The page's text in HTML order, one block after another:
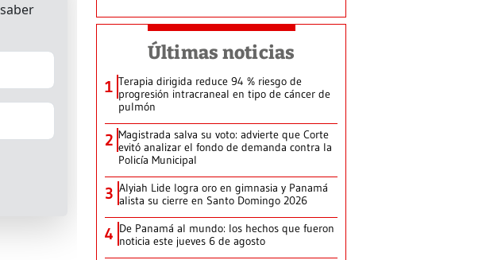
Últimas noticias
1 Terapia dirigida reduce 94 % riesgo de
progresión intracraneal en tipo de cáncer de
pulmón
2 Magistrada salva su voto: advierte que Corte
evitó analizar el fondo de demanda contra la
Policía Municipal
3 Alyiah Lide logra oro en gimnasia y Panamá
alista su cierre en Santo Domingo 2026
4 De Panamá al mundo: los hechos que fueron
noticia este jueves 6 de agosto